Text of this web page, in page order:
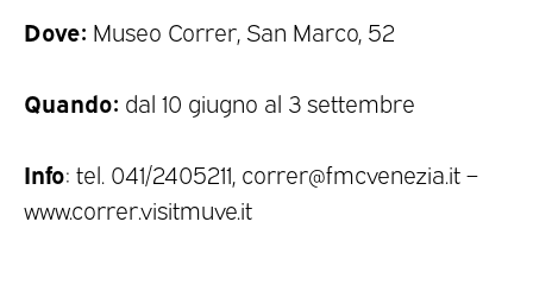
Dove: Museo Correr, San Marco, 52
Quando: dal 10 giugno al 3 settembre
Info: tel. 041/2405211, correr@fmcvenezia.it –
www.correr.visitmuve.it